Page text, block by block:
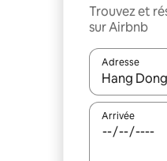
Trouvez et
sur Airbnb
Adresse
Lorsque les
Arrivée